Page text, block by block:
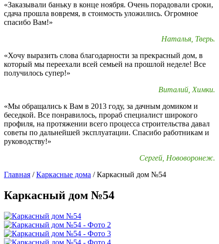
«Заказывали баньку в конце ноября. Очень порадовали сроки,
сдача прошла вовремя, в стоимость уложились. Огромное
спасибо Вам!»
Наталья, Тверь.
«Хочу выразить слова благодарности за прекрасный дом, в
который мы переехали всей семьей на прошлой неделе! Все
получилось супер!»
Виталий, Химки.
«Мы обращались к Вам в 2013 году, за дачным домиком и
беседкой. Все понравилось, прораб специалист широкого
профиля, на протяжении всего процесса строительства давал
советы по дальнейшей эксплуатации. Спасибо работникам и
руководству!»
Сергей, Нововоронеж.
Главная /Каркасные дома /Каркасный дом №54
Каркасный дом №54